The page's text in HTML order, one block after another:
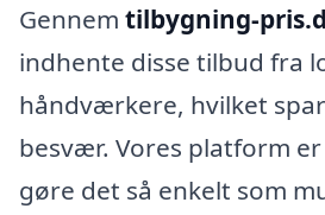
Gennem tilbygning-
indhente disse tilbud fra
håndværkere, hvilket
besvær. Vores platform
gøre det så enkelt som